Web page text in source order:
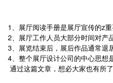
1、展厅阅读手册是展厅宣传的z重
2、展厅工作人员大部分时间对产
3、展览结束后，展后作品通常退
4、整个展厅设计公司的中心思想
通过这篇文章，想必大家也有所